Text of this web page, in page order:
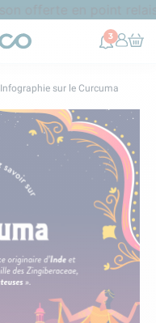
3
Infographie sur le Curcuma